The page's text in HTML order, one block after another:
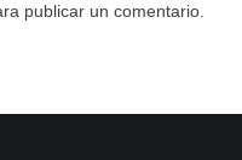
publicar un comentario.